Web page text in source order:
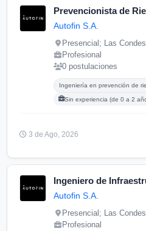
Prevencionista de
Autofin S.A.
Presencial; Las
Profesional
0 postulaciones
Carreras buscadas:
Ingeniería en prevención de
Posgrados buscados:
Sin experiencia (de 0 a 2
3 de Ago, 2026
Ingeniero de
Autofin S.A.
Presencial; Las
Profesional